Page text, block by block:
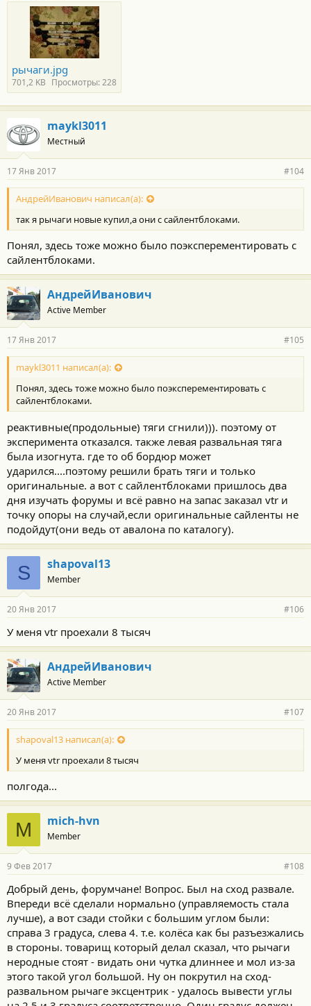
рычаги.jpg
701,2 KB Просмотры: 228
maykl3011
Местный
17 Янв 2017 #104
АндрейИванович написал(а):
так я рычаги новые купил,а они с сайлентблоками.
Понял, здесь тоже можно было поэксперементировать с
сайлентблоками.
АндрейИванович
Active Member
17 Янв 2017 #105
maykl3011 написал(а):
Понял, здесь тоже можно было поэксперементировать с
сайлентблоками.
реактивные(продольные) тяги сгнили))). поэтому от
эксперимента отказался. также левая развальная тяга
была изогнута. где то об бордюр может
ударился....поэтому решили брать тяги и только
оригинальные. а вот с сайлентблоками пришлось два
дня изучать форумы и всё равно на запас заказал vtr и
точку опоры на случай,если оригинальные сайленты не
подойдут(они ведь от авалона по каталогу).
S shapoval13
Member
20 Янв 2017 #106
У меня vtr проехали 8 тысяч
АндрейИванович
Active Member
20 Янв 2017 #107
shapoval13 написал(а):
У меня vtr проехали 8 тысяч
полгода...
M mich-hvn
Member
9 Фев 2017 #108
Добрый день, форумчане! Вопрос. Был на сход развале.
Впереди всё сделали нормально (управляемость стала
лучше), а вот сзади стойки с большим углом были:
справа 3 градуса, слева 4. т.е. колёса как бы разъезжались
в стороны. товарищ который делал сказал, что рычаги
неродные стоят - видать они чутка длиннее и мол из-за
этого такой угол большой. Ну он покрутил на сход-
развальном рычаге эксцентрик - удалось вывести углы